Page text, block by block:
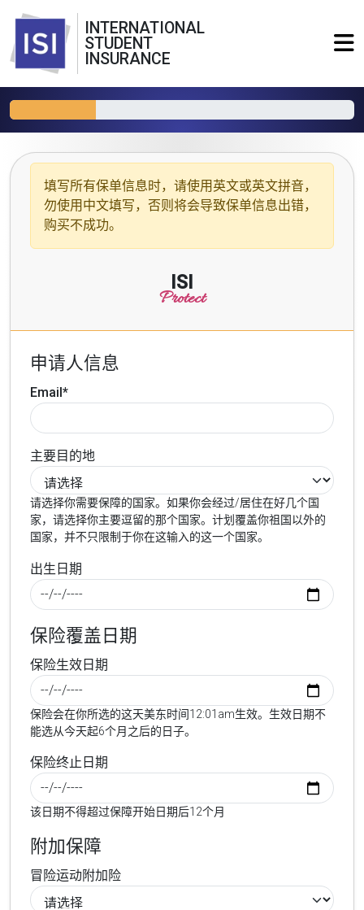
INTERNATIONAL
STUDENT
INSURANCE
填写所有保单信息时，请使用 英文或英文拼音，
勿使用中文填写，否则将会导致保单信息出错，
购买不成功。
ISI
Protect
申请人信息
Email*
主要目的地
请选择你需要保障的国家。如果你会经过/居住在好几个国
家，请选择你主要逗留的那个国家。计划覆盖你祖国以外的
国家，并不只限制于你在这输入的这一个国家。
出生日期
保险覆盖日期
保险生效日期
保险会在你所选的这天美东时间12:01am生效。生效日期不
能选从今天起6个月之后的日子。
保险终止日期
该日期不得超过保障开始日期后12个月
附加保障
冒险运动附加险